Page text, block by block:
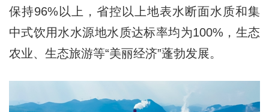
保持96%以上，省控以上地表水断面水质和集
中式饮用水水源地水质达标率均为100%，生态
农业、生态旅游等“美丽经济”蓬勃发展。